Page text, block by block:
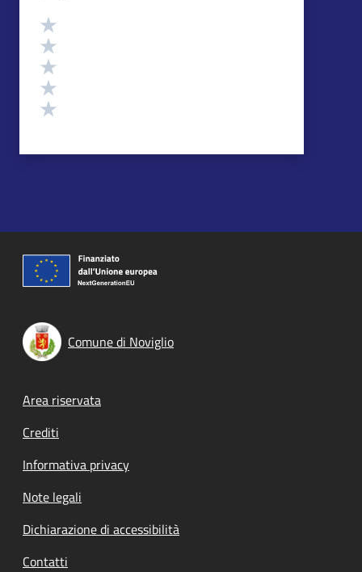
Valutazione
Comune di Noviglio
Footer menu
Area riservata
Crediti
Informativa privacy
Note legali
Dichiarazione di accessibilità
Contatti